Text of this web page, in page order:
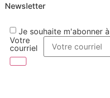
Newsletter
Je souhaite m'abonner
Votre
courriel